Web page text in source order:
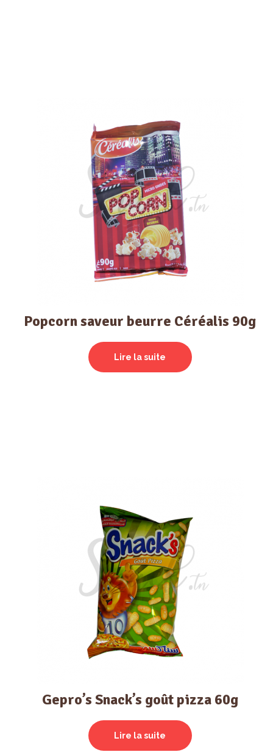
Popcorn saveur beurre Céréalis 90g
Lire la suite
Gepro’s Snack’s goût pizza 60g
Lire la suite